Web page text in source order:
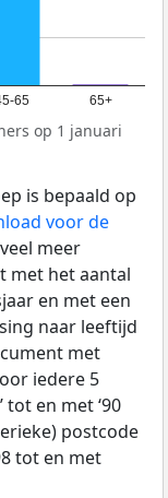
65 65+
op 1 januari
is bepaald op
voor de
meer
met het aantal
en met een
naar leeftijd
met
iedere 5
tot en met ‘90
postcode
tot en met